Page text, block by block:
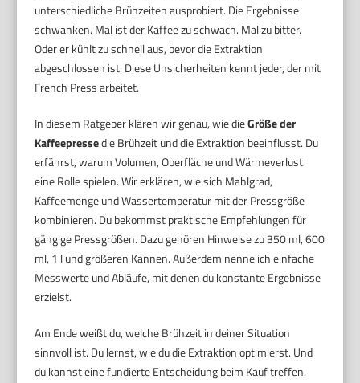
unterschiedliche Brühzeiten ausprobiert. Die Ergebnisse
schwanken. Mal ist der Kaffee zu schwach. Mal zu bitter.
Oder er kühlt zu schnell aus, bevor die Extraktion
abgeschlossen ist. Diese Unsicherheiten kennt jeder, der mit
French Press arbeitet.
In diesem Ratgeber klären wir genau, wie dieGröße der
Kaffeepressedie Brühzeit und die Extraktion beeinflusst. Du
erfährst, warum Volumen, Oberfläche und Wärmeverlust
eine Rolle spielen. Wir erklären, wie sich Mahlgrad,
Kaffeemenge und Wassertemperatur mit der Pressgröße
kombinieren. Du bekommst praktische Empfehlungen für
gängige Pressgrößen. Dazu gehören Hinweise zu 350 ml, 600
ml, 1 l und größeren Kannen. Außerdem nenne ich einfache
Messwerte und Abläufe, mit denen du konstante Ergebnisse
erzielst.
Am Ende weißt du, welche Brühzeit in deiner Situation
sinnvoll ist. Du lernst, wie du die Extraktion optimierst. Und
du kannst eine fundierte Entscheidung beim Kauf treffen.